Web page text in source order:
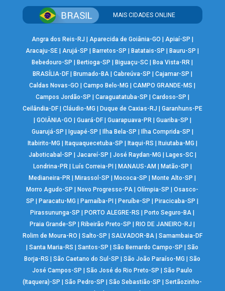
MAIS CIDADES ONLINE
Angra dos Reis-RJ Aparecida de Goiânia-GO Apiaí-SP
Aracaju-SE |Arujá-SP Barretos-SP Batatais-SP Bauru-SP
Bebedouro-SP
Bertioga-SP Biguaçu-SC Boa Vista-RR
BRASÍLIA-DF| Brumado-BA| Cabreúva-SP Cajamar-SP
Caldas Novas-GO
|Campo Belo-MG |CAMPO GRANDE-MS
Campos Jordão-SP
Caraguatatuba-SP Cardoso-SP
Ceilândia-DF| Cláudio-MG Duque de Caxias-RJ
Garanhuns-PE
GOIÂNIA-GO Guará-DF| Guarapuava-PR| Guariba-SP
Guarujá-SP
Iguapé-SP Ilha Bela-SP Ilha Comprida-SP
Itabirito-MG
Itaquaquecetuba-SP Itaqui-RS Ituiutaba-MG
Jaboticabal-SP
Jacareí-SP José Raydan-MG Lages-SC|
Londrina-PR| Luís Correia-PI MANAUS-AM Matão-SP
Medianeira-PR
Mirassol-SP Mococa-SP Monte Alto-SP
Morro Agudo-SP
Novo Progresso-PA |Olímpia-SP |Osasco-
SP
Paracatu-MG Parnaíba-PI Peruíbe-SP Piracicaba-SP
Pirassununga-SP
PORTO ALEGRE-RS Porto Seguro-BA
Praia Grande-SP
Ribeirão Preto-SP RIO DE JANEIRO-RJ
Rolim de Moura-RO
Salto-SP SALVADOR-BA| Samambaia-DF
|Santa Maria-RS |Santos-SP |São Bernardo Campo-SP |São
Borja-RS
|São Caetano do Sul-SP |São João Paraíso-MG |São
José Campos-SP
|São José do Rio Preto-SP |São Paulo
(Itaquera)-SP
|São Pedro-SP |São Sebastião-SP |Sertãozinho-